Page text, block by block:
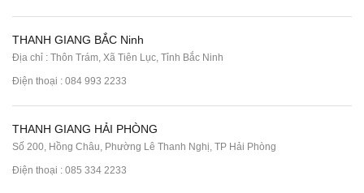
THANH GIANG BẮC Ninh
Địa chỉ : Thôn Trám, Xã Tiên Lục, Tỉnh Bắc Ninh
Điện thoại : 084 993 2233
THANH GIANG HẢI PHÒNG
Số 200, Hồng Châu, Phường Lê Thanh Nghị, TP Hải Phòng
Điện thoại : 085 334 2233